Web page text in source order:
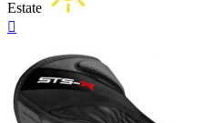
Estate
